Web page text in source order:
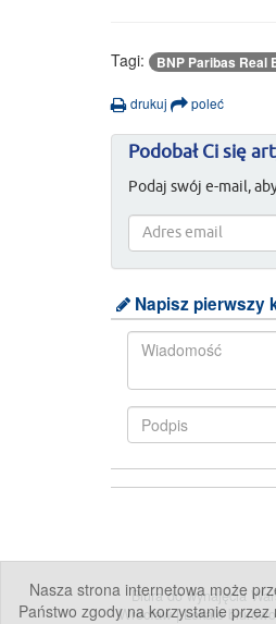
Nasza strona internetowa może
Państwo zgody na korzystanie
Tagi:
BNP Paribas Real
drukuj poleć
Podobał Ci się
Podaj swój e-mail,
Napisz pierwszy
Biura do wynajęcia
Wrocław|Lokale